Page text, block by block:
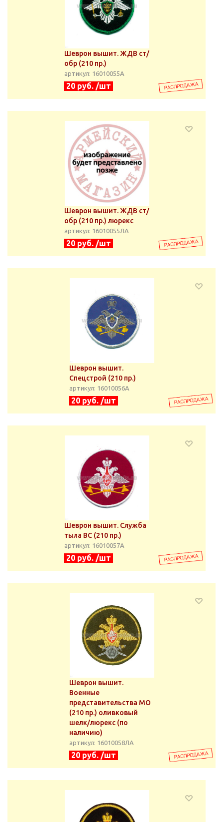
Шеврон вышит. ЖДВ ст/
обр (210 пр.)
артикул: 16010055А
20 руб. /шт
Шеврон вышит. ЖДВ ст/
обр (210 пр.) люрекс
артикул: 16010055ЛА
20 руб. /шт
Шеврон вышит.
Спецстрой (210 пр.)
артикул: 16010056А
20 руб. /шт
Шеврон вышит. Служба
тыла ВС (210 пр.)
артикул: 16010057А
20 руб. /шт
Шеврон вышит.
Военные
представительства МО
(210 пр.) оливковый
шелк/люрекс (по
наличию)
артикул: 16010058ЛА
20 руб. /шт